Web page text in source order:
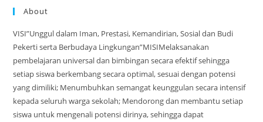
About
VISI”Unggul dalam Iman, Prestasi, Kemandirian, Sosial dan Budi
Pekerti serta Berbudaya Lingkungan”MISIMelaksanakan
pembelajaran universal dan bimbingan secara efektif sehingga
setiap siswa berkembang secara optimal, sesuai dengan potensi
yang dimiliki; Menumbuhkan semangat keunggulan secara intensif
kepada seluruh warga sekolah; Mendorong dan membantu setiap
siswa untuk mengenali potensi dirinya, sehingga dapat